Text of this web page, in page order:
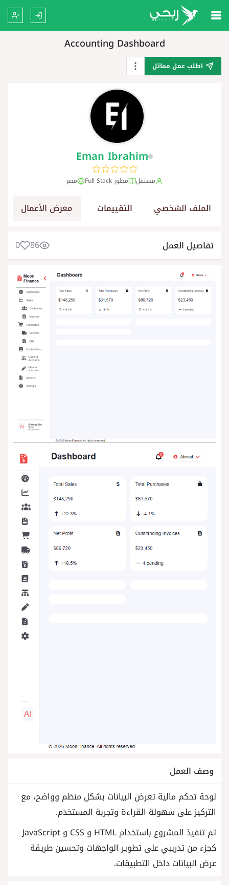
Accounting Dashboard
اطلب عمل مماثل
Eman Ibrahim
مستقل مطور Full Stack مصر
الملف الشخصي التقييمات معرض الأعمال
تفاصيل العمل 86
0
وصف العمل
لوحة تحكم مالية تعرض البيانات بشكل منظم وواضح، مع
التركيز على سهولة القراءة وتجربة المستخدم.
تم تنفيذ المشروع باستخدام HTML و CSS و JavaScript
كجزء من تدريبي على تطوير الواجهات وتحسين طريقة
عرض البيانات داخل التطبيقات.